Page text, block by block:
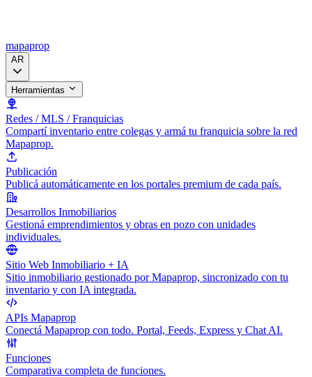
mapaprop
AR
Herramientas
Redes / MLS / Franquicias
Compartí inventario entre colegas y armá tu franquicia sobre la red
Mapaprop.
Publicación
Publicá automáticamente en los portales premium de cada país.
Desarrollos Inmobiliarios
Gestioná emprendimientos y obras en pozo con unidades
individuales.
Sitio Web Inmobiliario + IA
Sitio inmobiliario gestionado por Mapaprop, sincronizado con tu
inventario y con IA integrada.
APIs Mapaprop
Conectá Mapaprop con todo. Portal, Feeds, Express y Chat AI.
Funciones
Comparativa completa de funciones.